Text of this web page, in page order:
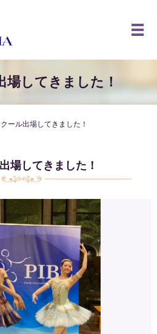
メ
場してきました！
ール出場してきました！
場してきました！